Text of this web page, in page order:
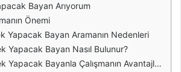
Bayan Arıyorum
Önemi
Yapacak Bayan Aramanın Nedenleri
Yapacak Bayan Nasıl Bulunur?
Yapacak Bayanla Çalışmanın Avantajları